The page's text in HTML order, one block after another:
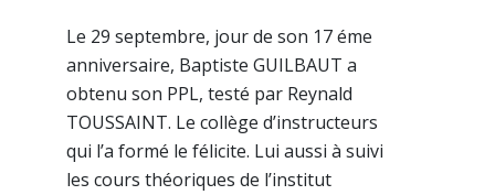
Le 29 septembre, jour de son 17 éme
anniversaire, Baptiste GUILBAUT a
obtenu son PPL, testé par Reynald
TOUSSAINT. Le collège d’instructeurs
qui l’a formé le félicite. Lui aussi à suivi
les cours théoriques de l’institut